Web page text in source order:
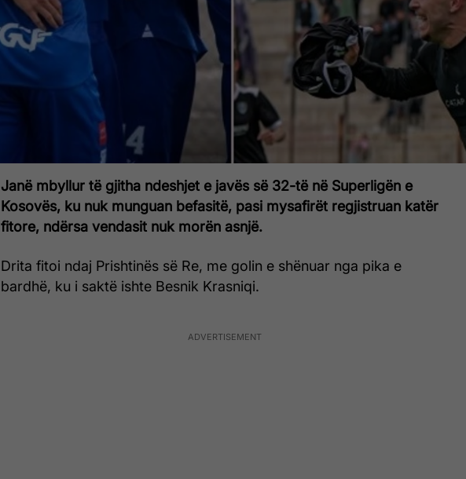
Janë mbyllur të gjitha ndeshjet e javës së 32-të në Superligën e
Kosovës, ku nuk munguan befasitë, pasi mysafirët regjistruan katër
fitore, ndërsa vendasit nuk morën asnjë.
Drita fitoi ndaj Prishtinës së Re, me golin e shënuar nga pika e
bardhë, ku i saktë ishte Besnik Krasniqi.